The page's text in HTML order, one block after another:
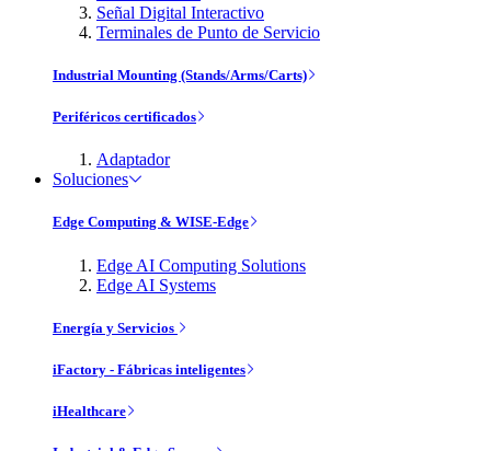
Señal Digital Interactivo
Terminales de Punto de Servicio
Industrial Mounting (Stands/Arms/Carts)
Periféricos certificados
Adaptador
Soluciones
Edge Computing & WISE-Edge
Edge AI Computing Solutions
Edge AI Systems
Energía y Servicios
iFactory - Fábricas inteligentes
iHealthcare